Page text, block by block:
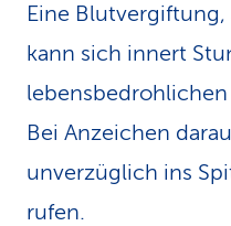
Eine
kann sich innert
Bei Anzeichen
unverzüglich ins
rufen.